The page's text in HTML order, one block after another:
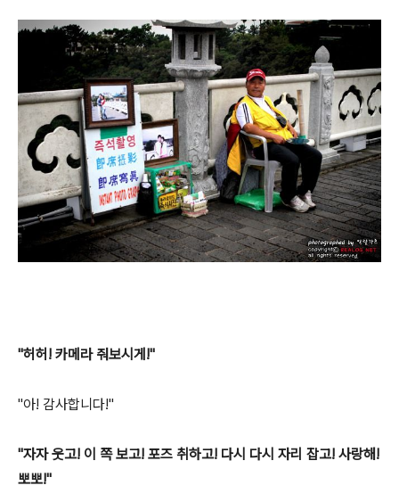
"허허! 카메라 줘보시게!"
"아! 감사합니다!"
"자자 웃고! 이 쪽 보고! 포즈 취하고! 다시 다시 자리 잡고! 사랑해!
뽀뽀!"